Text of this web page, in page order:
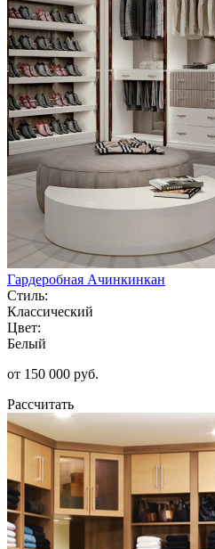
Гардеробная Ачинкинкан
Стиль:
Классический
Цвет:
Белый
от 150 000 руб.
Рассчитать